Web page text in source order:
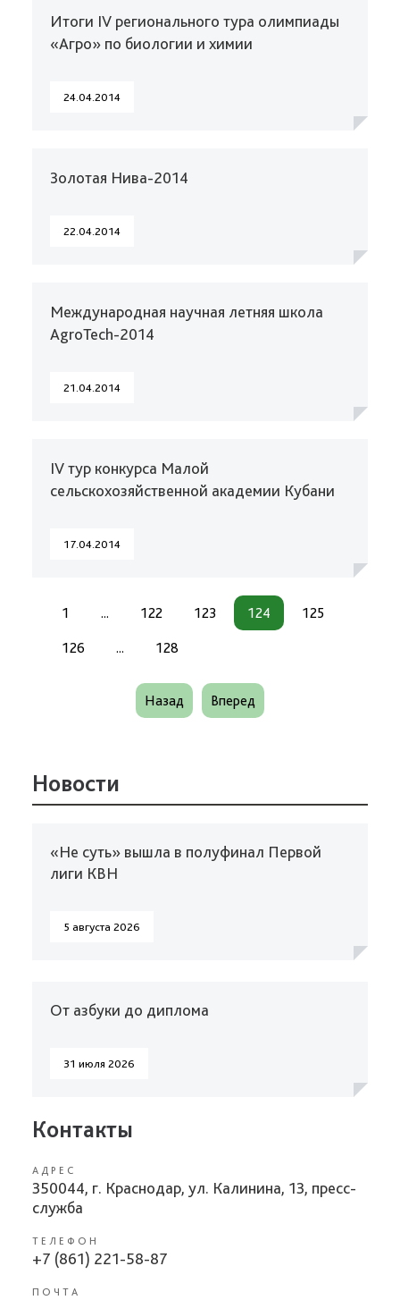
Итоги IV регионального тура олимпиады
«Агро» по биологии и химии
24.04.2014
Золотая Нива-2014
22.04.2014
Международная научная летняя школа
AgroTech-2014
21.04.2014
IV тур конкурса Малой
сельскохозяйственной академии Кубани
17.04.2014
1 ... 122 123 124 125
126 ... 128
Назад Вперед
Новости
«Не суть» вышла в полуфинал Первой
лиги КВН
5 августа 2026
От азбуки до диплома
31 июля 2026
Контакты
АДРЕС
350044, г. Краснодар, ул. Калинина, 13, пресс-
служба
ТЕЛЕФОН
+7 (861) 221-58-87
ПОЧТА